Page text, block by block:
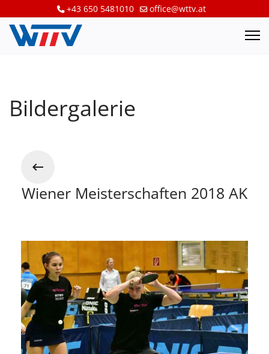
+43 650 5481010 office@wttv.at
Bildergalerie
Wiener Meisterschaften 2018 AK